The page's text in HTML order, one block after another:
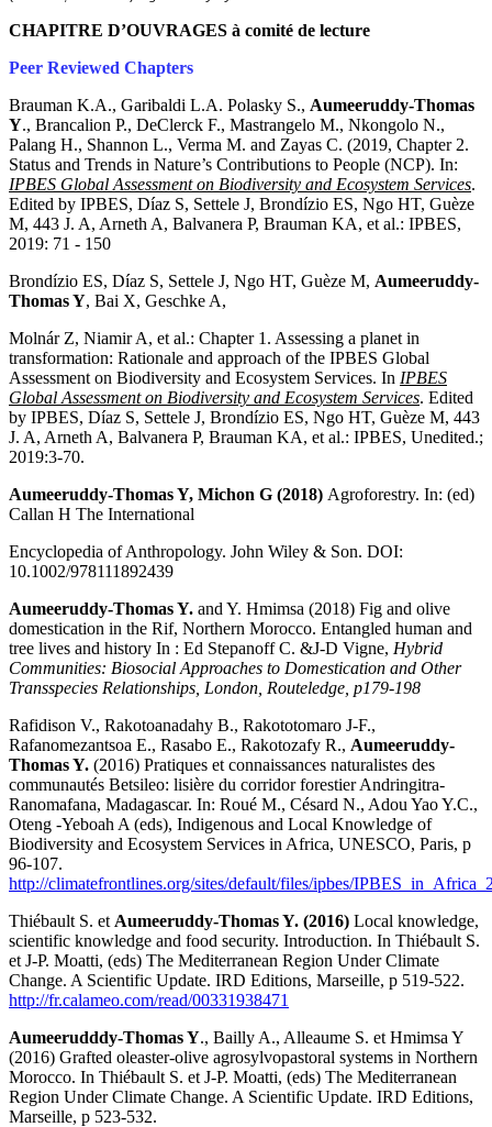
CHAPITRE D’OUVRAGES à comité de lecture
Peer Reviewed Chapters
Brauman K.A., Garibaldi L.A. Polasky S., Aumeeruddy-Thomas
Y., Brancalion P., DeClerck F., Mastrangelo M., Nkongolo N.,
Palang H., Shannon L., Verma M. and Zayas C. (2019, Chapter 2.
Status and Trends in Nature’s Contributions to People (NCP). In:
IPBES Global Assessment on Biodiversity and Ecosystem Services.
Edited by IPBES, Díaz S, Settele J, Brondízio ES, Ngo HT, Guèze
M, 443 J. A, Arneth A, Balvanera P, Brauman KA, et al.: IPBES,
2019: 71 - 150
Brondízio ES, Díaz S, Settele J, Ngo HT, Guèze M, Aumeeruddy-
Thomas Y, Bai X, Geschke A,
Molnár Z, Niamir A, et al.: Chapter 1. Assessing a planet in
transformation: Rationale and approach of the IPBES Global
Assessment on Biodiversity and Ecosystem Services. In IPBES
Global Assessment on Biodiversity and Ecosystem Services. Edited
by IPBES, Díaz S, Settele J, Brondízio ES, Ngo HT, Guèze M, 443
J. A, Arneth A, Balvanera P, Brauman KA, et al.: IPBES, Unedited.;
2019:3-70.
Aumeeruddy-Thomas Y, Michon G (2018) Agroforestry. In: (ed)
Callan H The International
Encyclopedia of Anthropology. John Wiley & Son. DOI:
10.1002/978111892439
Aumeeruddy-Thomas Y. and Y. Hmimsa (2018) Fig and olive
domestication in the Rif, Northern Morocco. Entangled human and
tree lives and history In : Ed Stepanoff C. &J-D Vigne, Hybrid
Communities: Biosocial Approaches to Domestication and Other
Transspecies Relationships, London, Routeledge, p179-198
Rafidison V., Rakotoanadahy B., Rakototomaro J-F.,
Rafanomezantsoa E., Rasabo E., Rakotozafy R., Aumeeruddy-
Thomas Y. (2016) Pratiques et connaissances naturalistes des
communautés Betsileo: lisière du corridor forestier Andringitra-
Ranomafana, Madagascar. In: Roué M., Césard N., Adou Yao Y.C.,
Oteng -Yeboah A (eds), Indigenous and Local Knowledge of
Biodiversity and Ecosystem Services in Africa, UNESCO, Paris, p
96-107.
http://climatefrontlines.org/sites/default/files/ipbes/
Thiébault S. et Aumeeruddy-Thomas Y. (2016) Local knowledge,
scientific knowledge and food security. Introduction. In Thiébault S.
et J-P. Moatti, (eds) The Mediterranean Region Under Climate
Change. A Scientific Update. IRD Editions, Marseille, p 519-522.
http://fr.calameo.com/read/00331938471
Aumeerudddy-Thomas Y., Bailly A., Alleaume S. et Hmimsa Y
(2016) Grafted oleaster-olive agrosylvopastoral systems in Northern
Morocco. In Thiébault S. et J-P. Moatti, (eds) The Mediterranean
Region Under Climate Change. A Scientific Update. IRD Editions,
Marseille, p 523-532.